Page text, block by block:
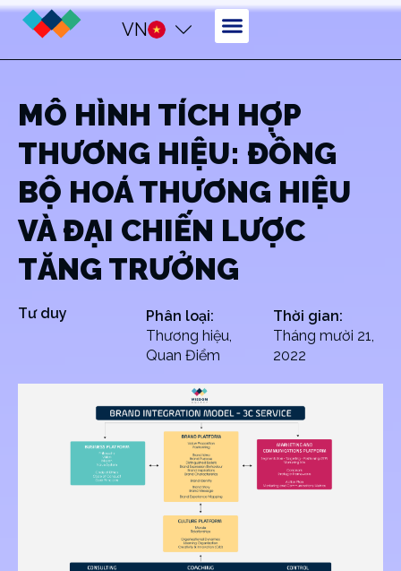
VN
MÔ HÌNH TÍCH HỢP
THƯƠNG HIỆU: ĐỒNG
BỘ HOÁ THƯƠNG HIỆU
VÀ ĐẠI CHIẾN LƯỢC
TĂNG TRƯỞNG
Tư duy
Phân loại:
Thương hiệu,
Quan Điểm
Thời gian:
Tháng mười 21,
2022